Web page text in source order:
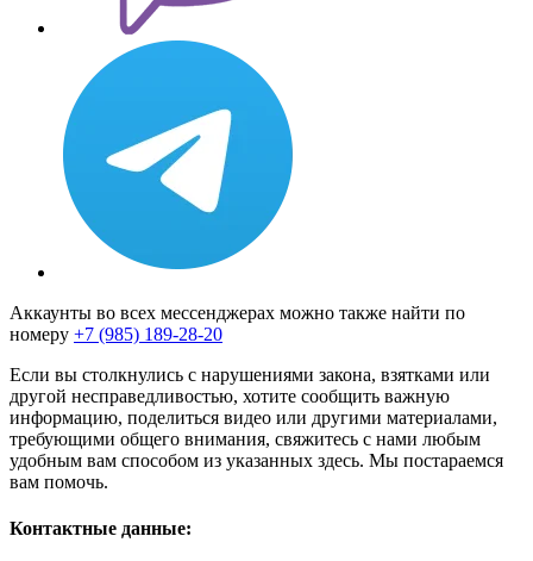
Аккаунты во всех мессенджерах можно также найти по
номеру +7 (985) 189-28-20
Если вы столкнулись с нарушениями закона, взятками или
другой несправедливостью, хотите сообщить важную
информацию, поделиться видео или другими материалами,
требующими общего внимания, свяжитесь с нами любым
удобным вам способом из указанных здесь. Мы постараемся
вам помочь.
Контактные данные: